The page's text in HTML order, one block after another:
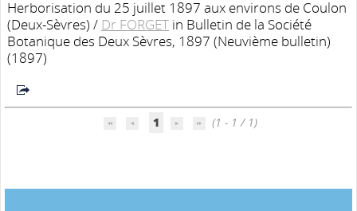
Herborisation du 25 juillet 1897 aux environs de Coulon
(Deux-Sèvres) / Dr FORGET in Bulletin de la Société
Botanique des Deux Sèvres, 1897 (Neuvième bulletin)
(1897)
1 (1 - 1 / 1)